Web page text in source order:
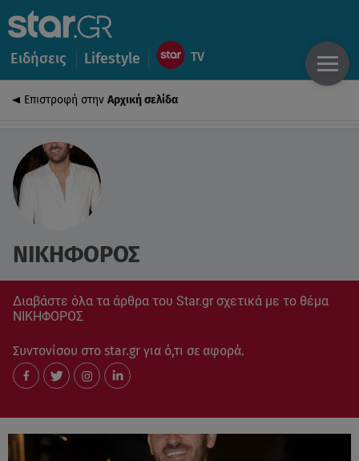
Ειδήσεις Lifestyle
Επιστροφή στην Αρχική σελίδα
ΝΙΚΗΦΟΡΟΣ
Διαβάστε όλα τα άρθρα του Star.gr σχετικά με το θέμα
ΝΙΚΗΦΟΡΟΣ
Συντονίσου στο star.gr για ό,τι σε αφορά.